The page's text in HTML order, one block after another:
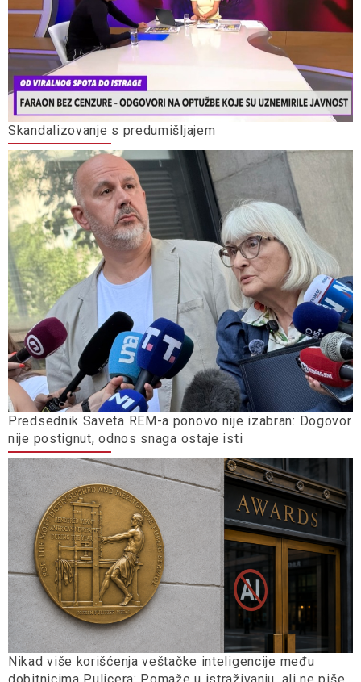
Skandalizovanje s predumišljajem
Predsednik Saveta REM-a ponovo nije izabran: Dogovor
nije postignut, odnos snaga ostaje isti
Nikad više korišćenja veštačke inteligencije među